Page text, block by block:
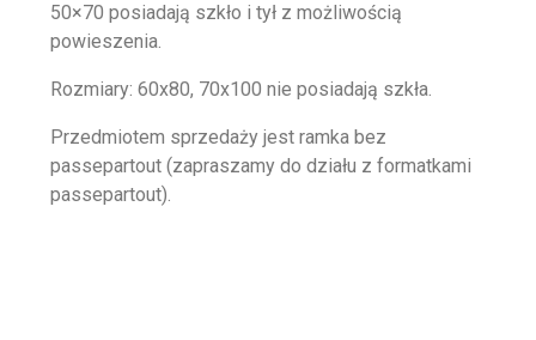
50×70 posiadają szkło i tył z możliwością
powieszenia.
Rozmiary: 60x80, 70x100 nie posiadają szkła.
Przedmiotem sprzedaży jest ramka bez
passepartout (zapraszamy do działu z formatkami
passepartout).